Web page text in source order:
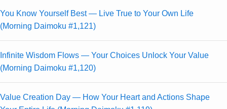
You Know Yourself Best — Live True to Your Own Life
(Morning Daimoku #1,121)
Infinite Wisdom Flows — Your Choices Unlock Your Value
(Morning Daimoku #1,120)
Value Creation Day — How Your Heart and Actions Shape